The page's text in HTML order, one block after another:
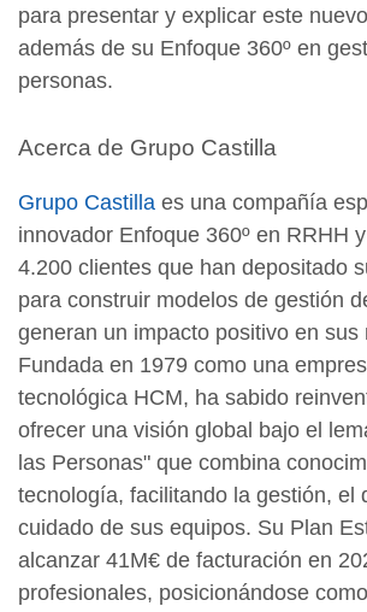
para presentar y explicar este
además de su Enfoque 360º en
personas.
Acerca de Grupo Castilla
Grupo Castilla es una compañía
innovador Enfoque 360º en RRHH
4.200 clientes que han depositado
para construir modelos de gestión
generan un impacto positivo en sus
Fundada en 1979 como una
tecnológica HCM, ha sabido
ofrecer una visión global bajo el
las Personas" que combina
tecnología, facilitando la gestión, el
cuidado de sus equipos. Su Plan
alcanzar 41M€ de facturación en
profesionales, posicionándose